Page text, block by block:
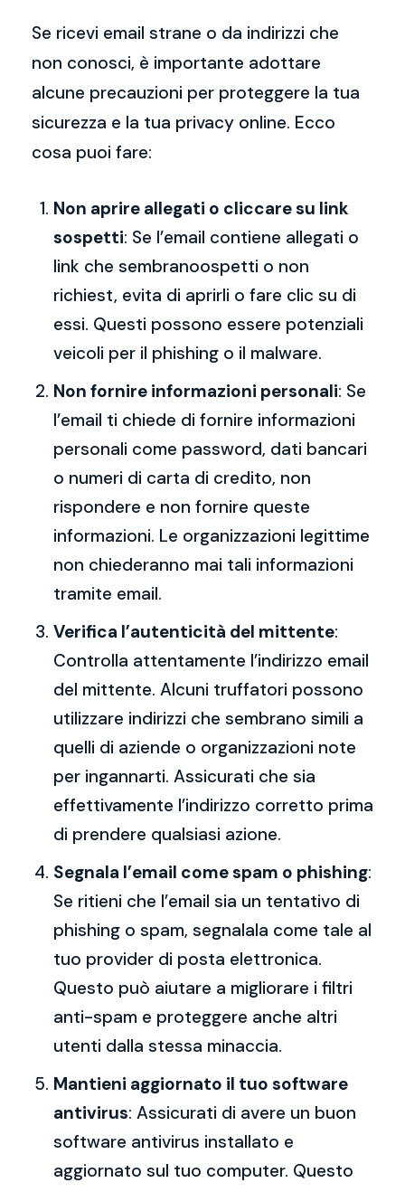
Se ricevi email strane o da indirizzi che
non conosci, è importante adottare
alcune precauzioni per proteggere la tua
sicurezza e la tua privacy online. Ecco
cosa puoi fare:
Non aprire allegati o cliccare su link
sospetti: Se l’email contiene allegati o
link che sembranoospetti o non
richiest, evita di aprirli o fare clic su di
essi. Questi possono essere potenziali
veicoli per il phishing o il malware.
Non fornire informazioni personali: Se
l’email ti chiede di fornire informazioni
personali come password, dati bancari
o numeri di carta di credito, non
rispondere e non fornire queste
informazioni. Le organizzazioni legittime
non chiederanno mai tali informazioni
tramite email.
Verifica l’autenticità del mittente:
Controlla attentamente l’indirizzo email
del mittente. Alcuni truffatori possono
utilizzare indirizzi che sembrano simili a
quelli di aziende o organizzazioni note
per ingannarti. Assicurati che sia
effettivamente l’indirizzo corretto prima
di prendere qualsiasi azione.
Segnala l’email come spam o phishing:
Se ritieni che l’email sia un tentativo di
phishing o spam, segnalala come tale al
tuo provider di posta elettronica.
Questo può aiutare a migliorare i filtri
anti-spam e proteggere anche altri
utenti dalla stessa minaccia.
Mantieni aggiornato il tuo software
antivirus: Assicurati di avere un buon
software antivirus installato e
aggiornato sul tuo computer. Questo